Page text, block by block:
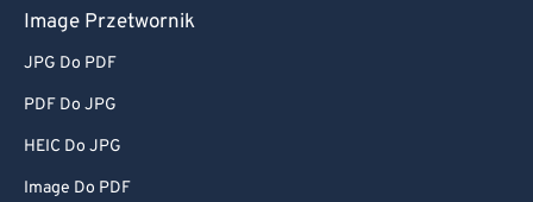
Image Przetwornik
JPG Do PDF
PDF Do JPG
HEIC Do JPG
Image Do PDF